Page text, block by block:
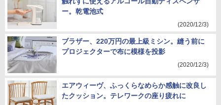
ー。乾電池式
(2020/12/3)
ブラザー、220万円の最上級ミシン。縫う前に
プロジェクターで布に模様を投影
(2020/12/3)
エアウィーヴ、ふっくらなめらか感触に改良し
たクッション。テレワークの座り疲れに